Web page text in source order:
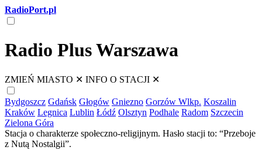
RadioPort.pl
Radio Plus Warszawa
ZMIEŃ MIASTO ✕ INFO O STACJI ✕
Bydgoszcz Gdańsk Głogów Gniezno Gorzów Wlkp. Koszalin
Kraków Legnica Lublin Łódź Olsztyn Podhale Radom Szczecin
Zielona Góra
Stacja o charakterze społeczno-religijnym. Hasło stacji to: “Przeboje
z Nutą Nostalgii”.